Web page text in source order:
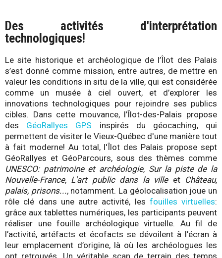
Des activités d'interprétation
technologiques!
Le site historique et archéologique de l’Îlot des Palais
s’est donné comme mission, entre autres, de mettre en
valeur les conditions in situ de la ville, qui est considérée
comme un musée à ciel ouvert, et d’explorer les
innovations technologiques pour rejoindre ses publics
cibles. Dans cette mouvance, l’Îlot-des-Palais propose
des GéoRallyes GPS inspirés du géocaching, qui
permettent de visiter le Vieux-Québec d'une manière tout
à fait moderne! Au total, l'Îlot des Palais propose sept
GéoRallyes et GéoParcours, sous des thèmes comme
UNESCO: patrimoine et archéologie, Sur la piste de la
Nouvelle-France, L'art public dans la villeet Château,
palais, prisons...,notamment. La géolocalisation joue un
rôle clé dans une autre activité, les fouilles virtuelles:
grâce aux tablettes numériques, les participants peuvent
réaliser une fouille archéologique virtuelle. Au fil de
l’activité, artéfacts et écofacts se dévoilent à l’écran à
leur emplacement d’origine, là où les archéologues les
ont retrouvés. Un véritable scan de terrain des temps